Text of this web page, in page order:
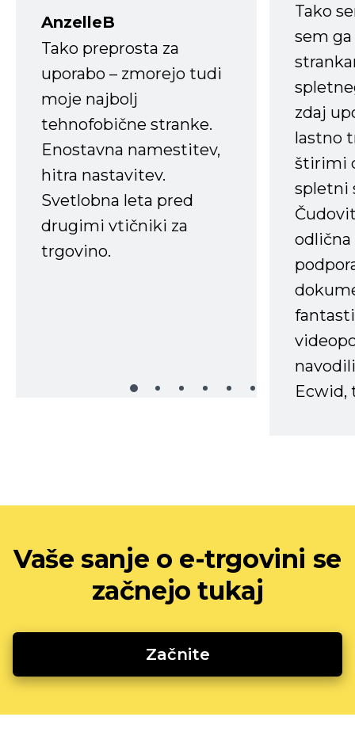
AnzelleB
Tako preprosta za
uporabo – zmorejo tudi
moje najbolj
tehnofobične stranke.
Enostavna namestitev,
hitra nastavitev.
Svetlobna leta pred
drugimi vtičniki za
trgovino.
Tako
sem
zdaj
lastno
štirimi
spletni
Ecwid,
Vaše sanje o e-trgovini se
začnejo tukaj
Začnite